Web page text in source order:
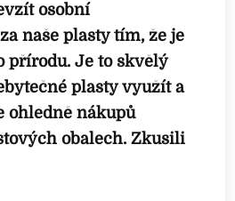
osobní
naše plasty tím, že je
přírodu. Je to skvělý
plasty využít a
ohledně nákupů
obalech. Zkusili